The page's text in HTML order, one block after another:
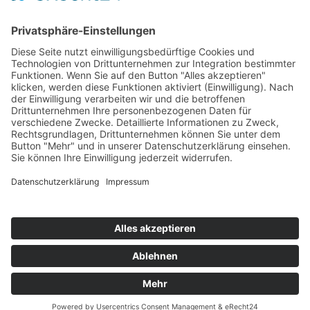
© 2026 Walter Stuber -Impressum Datenschutz
Gemeinhardt Service - Mutmacher.jetzt
Bewertungen auf ProvenExpert.com